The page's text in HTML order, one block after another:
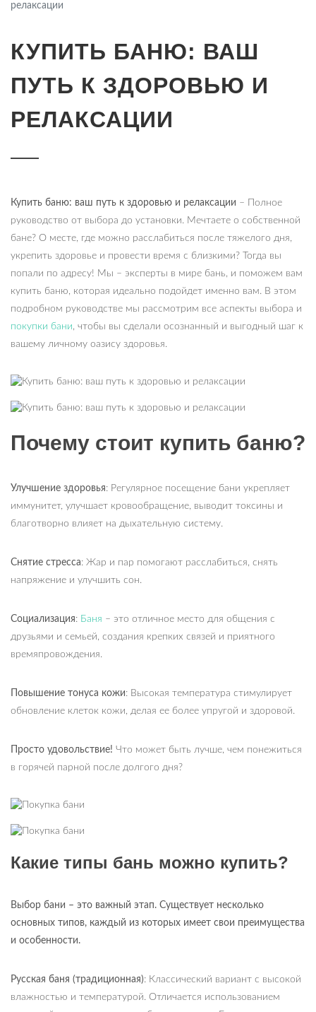
релаксации
КУПИТЬ БАНЮ: ВАШ
ПУТЬ К ЗДОРОВЬЮ И
РЕЛАКСАЦИИ
Купить баню: ваш путь к здоровью и релаксации – Полное
руководство от выбора до установки. Мечтаете о собственной
бане? О месте, где можно расслабиться после тяжелого дня,
укрепить здоровье и провести время с близкими? Тогда вы
попали по адресу! Мы – эксперты в мире бань, и поможем вам
купить баню, которая идеально подойдет именно вам. В этом
подробном руководстве мы рассмотрим все аспекты выбора и
покупки бани, чтобы вы сделали осознанный и выгодный шаг к
вашему личному оазису здоровья.
Почему стоит купить баню?
Улучшение здоровья: Регулярное посещение бани укрепляет
иммунитет, улучшает кровообращение, выводит токсины и
благотворно влияет на дыхательную систему.
Снятие стресса: Жар и пар помогают расслабиться, снять
напряжение и улучшить сон.
Социализация: Баня – это отличное место для общения с
друзьями и семьей, создания крепких связей и приятного
времяпровождения.
Повышение тонуса кожи: Высокая температура стимулирует
обновление клеток кожи, делая ее более упругой и здоровой.
Просто удовольствие! Что может быть лучше, чем понежиться
в горячей парной после долгого дня?
Какие типы бань можно купить?
Выбор бани – это важный этап. Существует несколько
основных типов, каждый из которых имеет свои преимущества
и особенности.
Русская баня (традиционная): Классический вариант с высокой
влажностью и температурой. Отличается использованием